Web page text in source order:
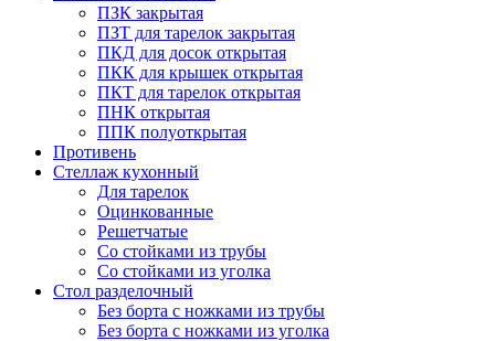
ПЗК закрытая
ПЗТ для тарелок закрытая
ПКД для досок открытая
ПКК для крышек открытая
ПКТ для тарелок открытая
ПНК открытая
ППК полуоткрытая
Противень
Стеллаж кухонный
Для тарелок
Оцинкованные
Решетчатые
Со стойками из трубы
Со стойками из уголка
Стол разделочный
Без борта с ножками из трубы
Без борта с ножками из уголка